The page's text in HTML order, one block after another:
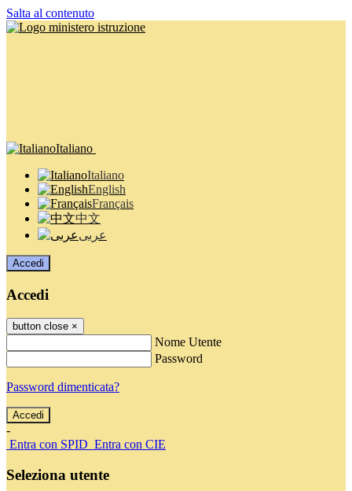
Salta al contenuto
Italiano
Italiano
English
Français
中文
عربى
Accedi
Accedi
button close ×
Nome Utente
Password
Password dimenticata?
-
Entra con SPID Entra con CIE
Seleziona utente